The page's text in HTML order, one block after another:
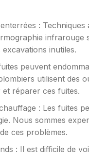
: Techniques
infrarouge
excavations inutiles.
peuvent
utilisent des
réparer ces fuites.
: Les fuites
Nous sommes
ces problèmes.
: Il est difficile de